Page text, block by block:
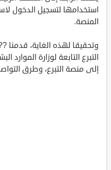
استخدامها لتسجيل الدخول
المنصة.
وتحقيقا لهذه الغاية،
التبرع التابعة لوزارة
إلى منصة التبرع، وطرق